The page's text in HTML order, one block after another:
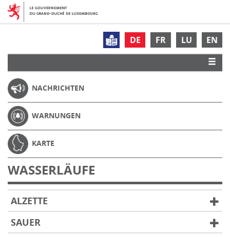
DE FR LU EN
NACHRICHTEN
WARNUNGEN
KARTE
WASSERLÄUFE
ALZETTE
SAUER